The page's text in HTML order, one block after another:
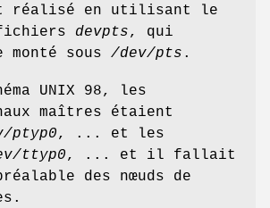
réalisé en utilisant le
fichiers devpts, qui
sous /dev/pts .
UNIX 98, les
maîtres étaient
ptyp0, ... et les
ttyp0, ... et il fallait
des nœuds de